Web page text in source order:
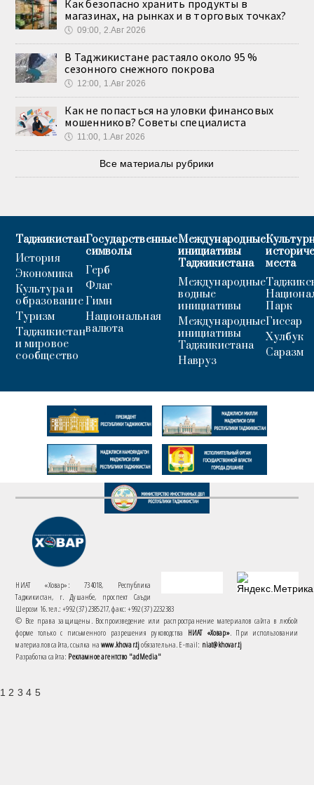
Как безопасно хранить продукты в
магазинах, на рынках и в торговых точках?
🕔 09:00, 2.Авг 2026
В Таджикистане растаяло около 95 %
сезонного снежного покрова
🕔 12:00, 1.Авг 2026
Как не попасться на уловки финансовых
мошенников? Советы специалиста
🕔 11:00, 1.Авг 2026
Все материалы рубрики
Таджикистан
История
Экономика
Культура и
образование
Туризм
Таджикистан
и мировое
сообщество
Государственные
символы
Герб
Флаг
Гимн
Национальная
валюта
Международные
инициативы
Таджикистана
Международные
водные
инициативы
Международные
инициативы
Таджикистана
Навруз
места
Парк
Гиссар
Хулбук
Саразм
НИАТ «Ховар»: 734018, Республика
Таджикистан, г. Душанбе, проспект Саъди
Шерози 16. тел.: +992 (37) 2385217, факс: +992 (37) 2232383
© Все права защищены. Воспроизведение или распространение материалов сайта в любой
форме только с письменного разрешения руководства НИАТ «Ховар». При использовании
материалов сайта, ссылка наwww.khovar.tjобязательна. E-mail: niat@khovar.tj
Разработка сайта: Рекламное агентство "adMedia"
1 2 3 4 5